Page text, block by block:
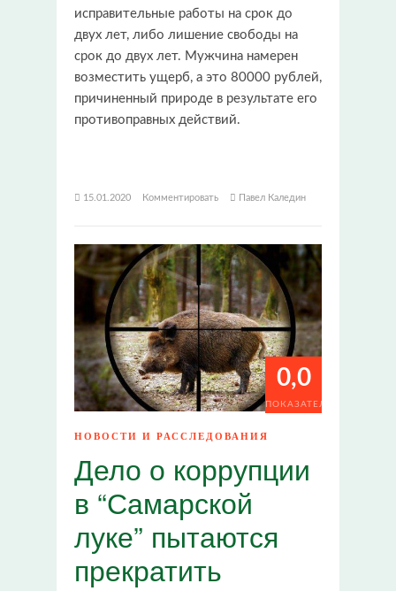
исправительные работы на срок до
двух лет, либо лишение свободы на
срок до двух лет. Мужчина намерен
возместить ущерб, а это 80000 рублей,
причиненный природе в результате его
противоправных действий.
15.01.2020 Комментировать Павел Каледин
0,0
ПОКАЗАТЕЛИ
НОВОСТИ И РАССЛЕДОВАНИЯ
Дело о коррупции
в “Самарской
луке” пытаются
прекратить